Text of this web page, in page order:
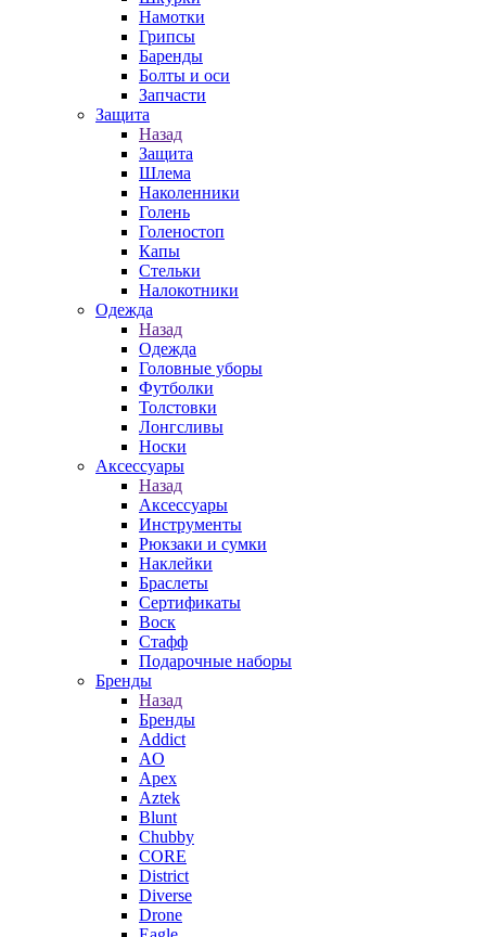
Намотки
Грипсы
Баренды
Болты и оси
Запчасти
Защита
Назад
Защита
Шлема
Наколенники
Голень
Голеностоп
Капы
Стельки
Налокотники
Одежда
Назад
Одежда
Головные уборы
Футболки
Толстовки
Лонгсливы
Носки
Аксессуары
Назад
Аксессуары
Инструменты
Рюкзаки и сумки
Наклейки
Браслеты
Сертификаты
Воск
Стафф
Подарочные наборы
Бренды
Назад
Бренды
Addict
AO
Apex
Aztek
Blunt
Chubby
CORE
District
Diverse
Drone